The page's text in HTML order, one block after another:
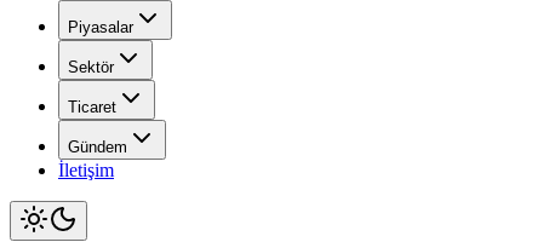
Piyasalar
Sektör
Ticaret
Gündem
İletişim